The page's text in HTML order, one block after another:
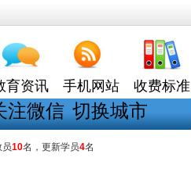
育资讯 手机网站 收费标准
注微信 切换城市
10名，更新学员4名